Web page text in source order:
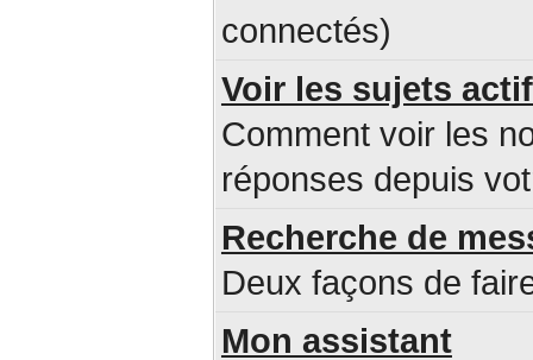
connectés)
Voir les sujets
Comment voir les
réponses depuis
Recherche de
Deux façons de
Mon assistant